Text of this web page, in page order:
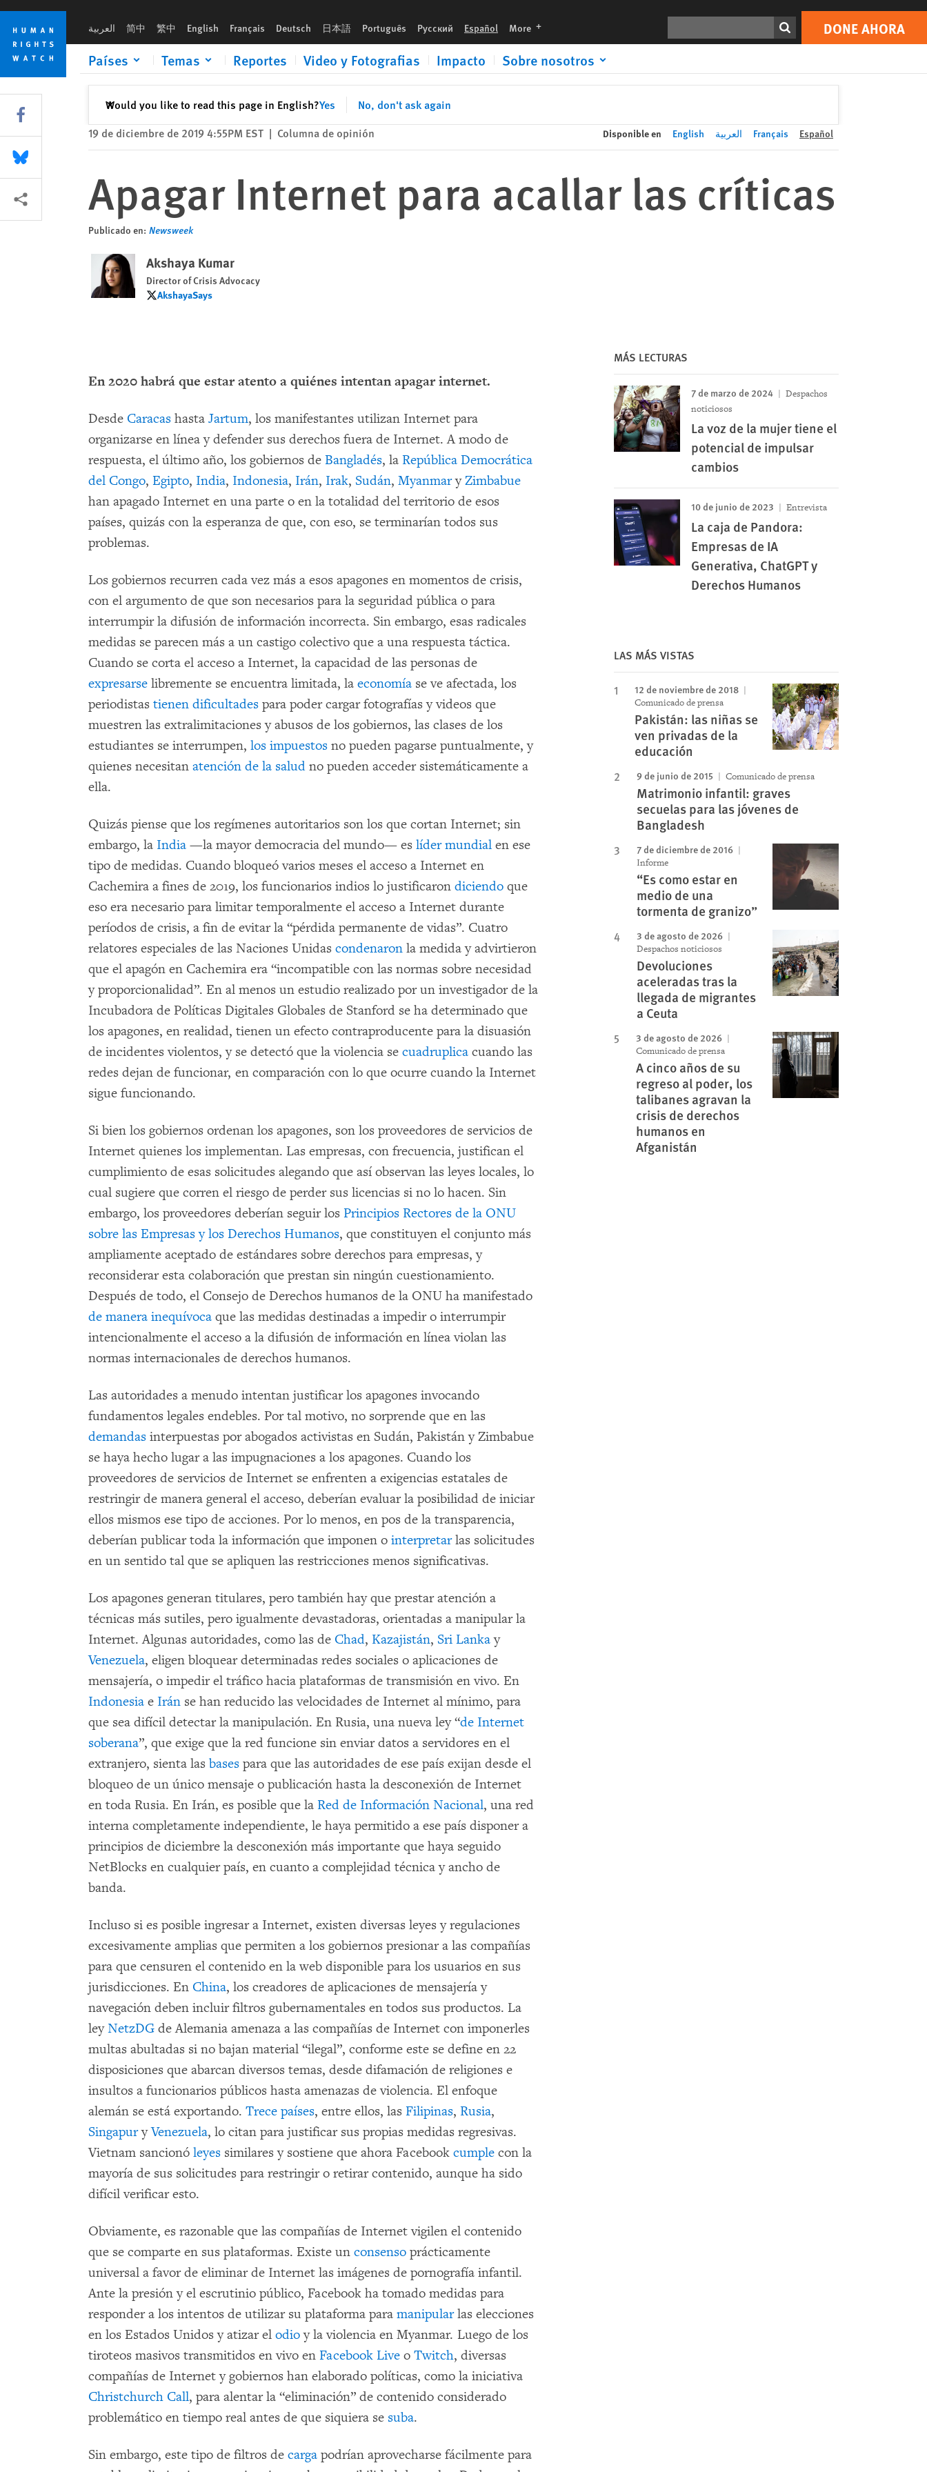
Skip
cookie
privacy
notice
Skip
main
content
العربية 简中 繁中 English Français Deutsch 日本語 Português Русский Español More languages DONE AHORA
Países Temas Reportes Video y Fotografias Impacto Sobre nosotros
Would you like to read this page in English?Yes No, don't ask again
✕Cerrar
Print DONE AHORA
19 de diciembre de 2019 4:55PM EST | Columna de opinión Disponible en English العربية Français Español
Apagar Internet para acallar las críticas
Publicado en: Newsweek
Akshaya Kumar
Director of Crisis Advocacy
AkshayaSays
AkshayaSays
En 2020 habrá que estar atento a quiénes intentan apagar internet.
Desde Caracas hasta Jartum, los manifestantes utilizan Internet para
organizarse en línea y defender sus derechos fuera de Internet. A modo de
respuesta, el último año, los gobiernos de Bangladés, la República Democrática
del Congo, Egipto, India, Indonesia, Irán, Irak, Sudán, MyanmaryZimbabue
han apagado Internet en una parte o en la totalidad del territorio de esos
países, quizás con la esperanza de que, con eso, se terminarían todos sus
problemas.
Los gobiernos recurren cada vez más a esos apagones en momentos de crisis,
con el argumento de que son necesarios para la seguridad pública o para
interrumpir la difusión de información incorrecta. Sin embargo, esas radicales
medidas se parecen más a un castigo colectivo que a una respuesta táctica.
Cuando se corta el acceso a Internet, la capacidad de las personas de
expresarse libremente se encuentra limitada, la economía se ve afectada, los
periodistas tienen dificultades para poder cargar fotografías y videos que
muestren las extralimitaciones y abusos de los gobiernos, las clases de los
estudiantes se interrumpen, los impuestos no pueden pagarse puntualmente, y
quienes necesitan atención de la salud no pueden acceder sistemáticamente a
ella.
Quizás piense que los regímenes autoritarios son los que cortan Internet; sin
embargo, la India —la mayor democracia del mundo— es líder mundial en ese
tipo de medidas. Cuando bloqueó varios meses el acceso a Internet en
Cachemira a fines de 2019, los funcionarios indios lo justificaron diciendo que
eso era necesario para limitar temporalmente el acceso a Internet durante
períodos de crisis, a fin de evitar la “pérdida permanente de vidas”. Cuatro
relatores especiales de las Naciones Unidas condenaron la medida y advirtieron
que el apagón en Cachemira era “incompatible con las normas sobre necesidad
y proporcionalidad”. En al menos un estudio realizado por un investigador de la
Incubadora de Políticas Digitales Globales de Stanford se ha determinado que
los apagones, en realidad, tienen un efecto contraproducente para la disuasión
de incidentes violentos, y se detectó que la violencia se cuadruplica cuando las
redes dejan de funcionar, en comparación con lo que ocurre cuando la Internet
sigue funcionando.
Si bien los gobiernos ordenan los apagones, son los proveedores de servicios de
Internet quienes los implementan. Las empresas, con frecuencia, justifican el
cumplimiento de esas solicitudes alegando que así observan las leyes locales, lo
cual sugiere que corren el riesgo de perder sus licencias si no lo hacen. Sin
embargo, los proveedores deberían seguir los Principios Rectores de la ONU
sobre las Empresas y los Derechos Humanos, que constituyen el conjunto más
ampliamente aceptado de estándares sobre derechos para empresas, y
reconsiderar esta colaboración que prestan sin ningún cuestionamiento.
Después de todo, el Consejo de Derechos humanos de la ONU ha manifestado
de manera inequívoca que las medidas destinadas a impedir o interrumpir
intencionalmente el acceso a la difusión de información en línea violan las
normas internacionales de derechos humanos.
Las autoridades a menudo intentan justificar los apagones invocando
fundamentos legales endebles. Por tal motivo, no sorprende que en las
demandas interpuestas por abogados activistas en Sudán, Pakistán y Zimbabue
se haya hecho lugar a las impugnaciones a los apagones. Cuando los
proveedores de servicios de Internet se enfrenten a exigencias estatales de
restringir de manera general el acceso, deberían evaluar la posibilidad de iniciar
ellos mismos ese tipo de acciones. Por lo menos, en pos de la transparencia,
deberían publicar toda la información que imponen o interpretarlas solicitudes
en un sentido tal que se apliquen las restricciones menos significativas.
Los apagones generan titulares, pero también hay que prestar atención a
técnicas más sutiles, pero igualmente devastadoras, orientadas a manipular la
Internet. Algunas autoridades, como las de Chad, Kazajistán, Sri Lankay
Venezuela, eligen bloquear determinadas redes sociales o aplicaciones de
mensajería, o impedir el tráfico hacia plataformas de transmisión en vivo. En
Indonesia e Irán se han reducido las velocidades de Internet al mínimo, para
que sea difícil detectar la manipulación. En Rusia, una nueva ley “de Internet
soberana”, que exige que la red funcione sin enviar datos a servidores en el
extranjero, sienta las bases para que las autoridades de ese país exijan desde el
bloqueo de un único mensaje o publicación hasta la desconexión de Internet
en toda Rusia. En Irán, es posible que la Red de Información Nacional, una red
interna completamente independiente, le haya permitido a ese país disponer a
principios de diciembre la desconexión más importante que haya seguido
NetBlocks en cualquier país, en cuanto a complejidad técnica y ancho de
banda.
Incluso si es posible ingresar a Internet, existen diversas leyes y regulaciones
excesivamente amplias que permiten a los gobiernos presionar a las compañías
para que censuren el contenido en la web disponible para los usuarios en sus
jurisdicciones. En China, los creadores de aplicaciones de mensajería y
navegación deben incluir filtros gubernamentales en todos sus productos. La
leyNetzDG de Alemania amenaza a las compañías de Internet con imponerles
multas abultadas si no bajan material “ilegal”, conforme este se define en 22
disposiciones que abarcan diversos temas, desde difamación de religiones e
insultos a funcionarios públicos hasta amenazas de violencia. El enfoque
alemán se está exportando. Trece países, entre ellos, las Filipinas, Rusia,
SingapuryVenezuela, lo citan para justificar sus propias medidas regresivas.
Vietnam sancionó leyes similares y sostiene que ahora Facebook cumple con la
mayoría de sus solicitudes para restringir o retirar contenido, aunque ha sido
difícil verificar esto.
Obviamente, es razonable que las compañías de Internet vigilen el contenido
que se comparte en sus plataformas. Existe un consenso prácticamente
universal a favor de eliminar de Internet las imágenes de pornografía infantil.
Ante la presión y el escrutinio público, Facebook ha tomado medidas para
responder a los intentos de utilizar su plataforma para manipularlas elecciones
en los Estados Unidos y atizar el odioy la violencia en Myanmar. Luego de los
tiroteos masivos transmitidos en vivo en Facebook Live o Twitch, diversas
compañías de Internet y gobiernos han elaborado políticas, como la iniciativa
Christchurch Call, para alentar la “eliminación” de contenido considerado
problemático en tiempo real antes de que siquiera se suba.
Sin embargo, este tipo de filtros de carga podrían aprovecharse fácilmente para
MÁS LECTURAS
7 de marzo de 2024
Despachos
noticiosos
La voz de la mujer tiene el
potencial de impulsar
cambios
10 de junio de 2023 Entrevista
La caja de Pandora:
Empresas de IA
Generativa, ChatGPT y
Derechos Humanos
LAS MÁS VISTAS
12 de noviembre de 2018
Comunicado de prensa
Pakistán: las niñas se
ven privadas de la
educación
9 de junio de 2015 Comunicado de prensa
Matrimonio infantil: graves
secuelas para las jóvenes de
Bangladesh
7 de diciembre de 2016
Informe
“Es como estar en
medio de una
tormenta de granizo”
3 de agosto de 2026
Despachos noticiosos
Devoluciones
aceleradas tras la
llegada de migrantes
a Ceuta
3 de agosto de 2026
Comunicado de prensa
A cinco años de su
regreso al poder, los
talibanes agravan la
crisis de derechos
humanos en
Afganistán
Share this via Facebook
Share this via Bluesky
Share this via Compartir